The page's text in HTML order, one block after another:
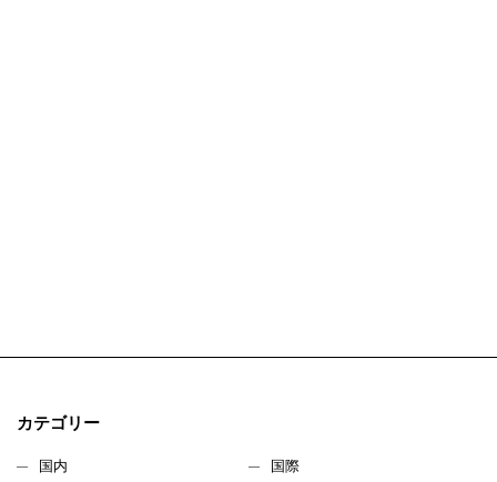
カテゴリー
国内 国際